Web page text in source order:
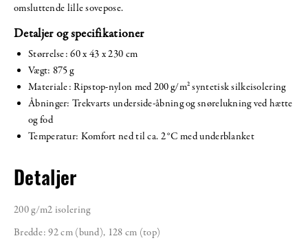
omsluttende lille sovepose.
Detaljer og specifikationer
Størrelse: 60 x 43 x 230 cm
Vægt: 875 g
Materiale: Ripstop-nylon med 200 g/m² syntetisk silkeisolering
Åbninger: Trekvarts underside-åbning og snørelukning ved hætte
og fod
Temperatur: Komfort ned til ca. 2 °C med underblanket
Detaljer
200 g/m2 isolering
Bredde: 92 cm (bund), 128 cm (top)